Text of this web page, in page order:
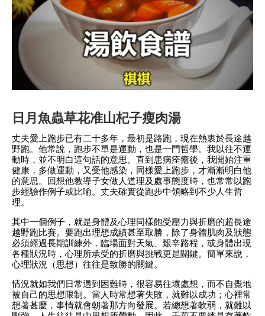
日月魚蟲草花准山杞子瘦肉湯
丈夫愛上跑步已有二十多年，最初是路跑，現在熱衷於長途越
野跑。他常說，跑步不單是運動，也是一門哲學。我以往不運
動時，並不明白這句話的意思。直到患病痊癒後，我開始注重
健康，多做運動，又受他感染，同樣愛上跑步，才漸漸明白他
的意思。回想他教導子女做人道理及處事態度時，也常常以跑
步經驗作例子或比喻。丈夫確實從跑步中領略到不少人生哲
理。
其中一個例子，就是身體及心理同樣飽受壓力與折磨的超長途
越野跑比賽。要跑出理想成績甚至取勝，除了身體肌肉及狀態
必須經過長期訓練外，臨場面對天氣、艱辛路程，或身體出現
各種狀況時，心理所承受的折磨與挑戰更是關鍵。簡單來說，
心理狀況（思想）往往是致勝的關鍵。
情況就如我們日常遇到困難時，很容易往壞處想，而不自覺地
被自己的思想限制。當人時常想著失敗，就難以成功；心裡常
想著甚麼，事情就會朝著那方向發展。若總想著軟弱，就難以